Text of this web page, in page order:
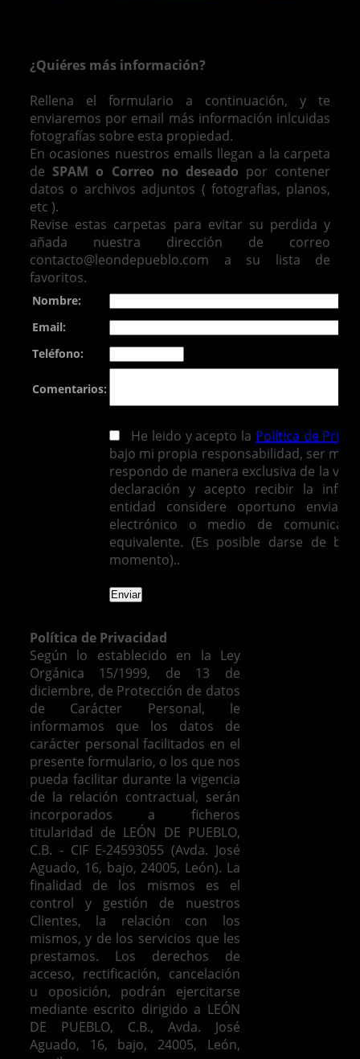
¿Quiéres más información?
Rellena el formulario a continuación, y te
enviaremos por email más información inlcuidas
fotografías sobre esta propiedad.
En ocasiones nuestros emails llegan a la carpeta
de SPAM o Correo no deseado por contener
datos o archivos adjuntos ( fotografias, planos,
etc ).
Revise estas carpetas para evitar su perdida y
añada nuestra dirección de correo
contacto@leondepueblo.com a su lista de
favoritos.
Nombre:
Email:
Teléfono:
Comentarios:
He leido y acepto la Política de
bajo mi propia responsabilidad, ser
respondo de manera exclusiva de la
declaración y acepto recibir la
entidad considere oportuno
electrónico o medio de
equivalente. (Es posible darse de
momento)..
Política de Privacidad
Según lo establecido en la Ley
Orgánica 15/1999, de 13 de
diciembre, de Protección de datos
de Carácter Personal, le
informamos que los datos de
carácter personal facilitados en el
presente formulario, o los que nos
pueda facilitar durante la vigencia
de la relación contractual, serán
incorporados a ficheros
titularidad de LEÓN DE PUEBLO,
C.B. - CIF E-24593055 (Avda. José
Aguado, 16, bajo, 24005, León). La
finalidad de los mismos es el
control y gestión de nuestros
Clientes, la relación con los
mismos, y de los servicios que les
prestamos.
Los derechos de
acceso, rectificación, cancelación
u oposición, podrán ejercitarse
mediante escrito dirigido a LEÓN
DE PUEBLO, C.B., Avda. José
Aguado, 16, bajo, 24005, León,